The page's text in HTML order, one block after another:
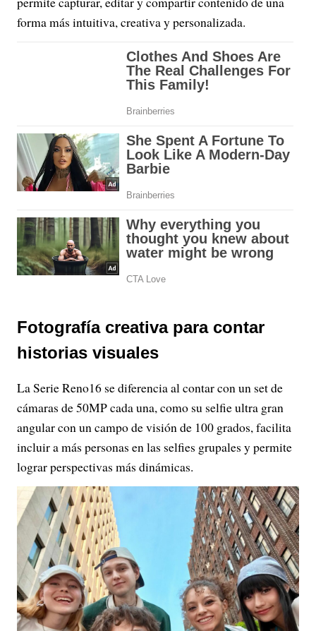
forma más intuitiva, creativa y personalizada.
Fotografía creativa para contar
historias visuales
La Serie Reno16 se diferencia al contar con un set de
cámaras de 50MP cada una, como su selfie ultra gran
angular con un campo de visión de 100 grados, facilita
incluir a más personas en las selfies grupales y permite
lograr perspectivas más dinámicas.